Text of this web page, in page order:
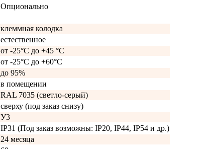
Опционально
клеммная колодка
естественное
от -25°C до +45 °C
от -25°C до +60°C
до 95%
в помещении
RAL 7035 (светло-серый)
сверху (под заказ снизу)
У3
IP31 (Под заказ возможны: IP20, IP44, IP54 и др.)
24 месяца